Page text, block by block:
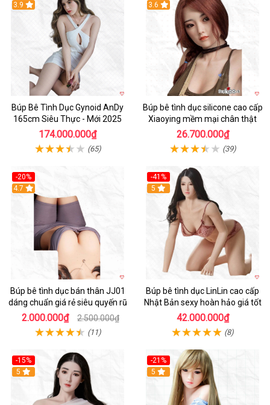
3.9
Búp Bê Tình Dục Gynoid AnDy
165cm Siêu Thực - Mới 2025
174.000.000₫
(65)
3.6
Búp bê tình dục silicone cao cấp
Xiaoying mềm mại chân thật
26.700.000₫
(39)
-20%
Hot
4.7
Búp bê tình dục bán thân JJ01
dáng chuẩn giá rẻ siêu quyến rũ
2.000.000₫ 2.500.000₫
(11)
-41%
5
Búp bê tình dục LinLin cao cấp
Nhật Bản sexy hoàn hảo giá tốt
42.000.000₫
(8)
-15%
5
-21%
5